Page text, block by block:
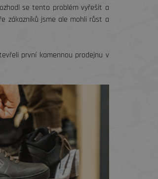
se tento problém vyřešit a
zákazníků jsme ale mohli růst a
první kamennou prodejnu v